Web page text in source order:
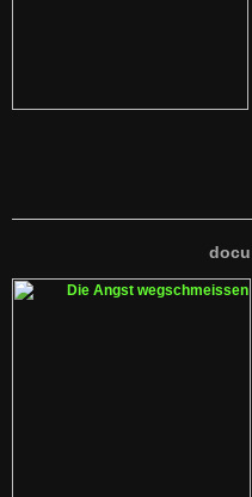
docu